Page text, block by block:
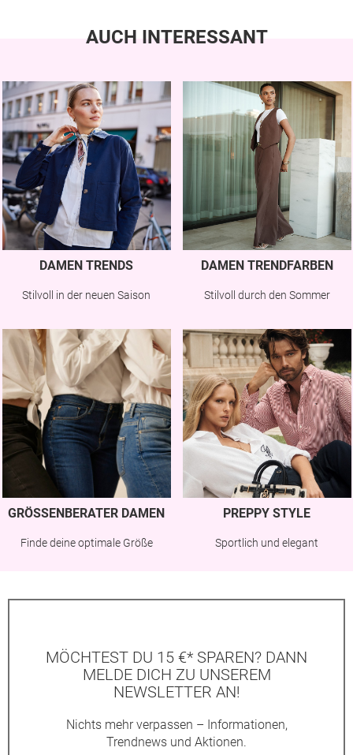
AUCH INTERESSANT
DAMEN TRENDS
Stilvoll in der neuen Saison
DAMEN TRENDFARBEN
Stilvoll durch den Sommer
GRÖSSENBERATER DAMEN
Finde deine optimale Größe
PREPPY STYLE
Sportlich und elegant
MÖCHTEST DU 15 €* SPAREN? DANN
MELDE DICH ZU UNSEREM
NEWSLETTER AN!
Nichts mehr verpassen – Informationen,
Trendnews und Aktionen.